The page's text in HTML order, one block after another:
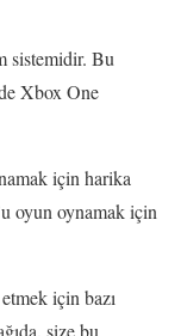
sistemidir. Bu
Xbox One
için harika
oyun oynamak için
için bazı
size bu